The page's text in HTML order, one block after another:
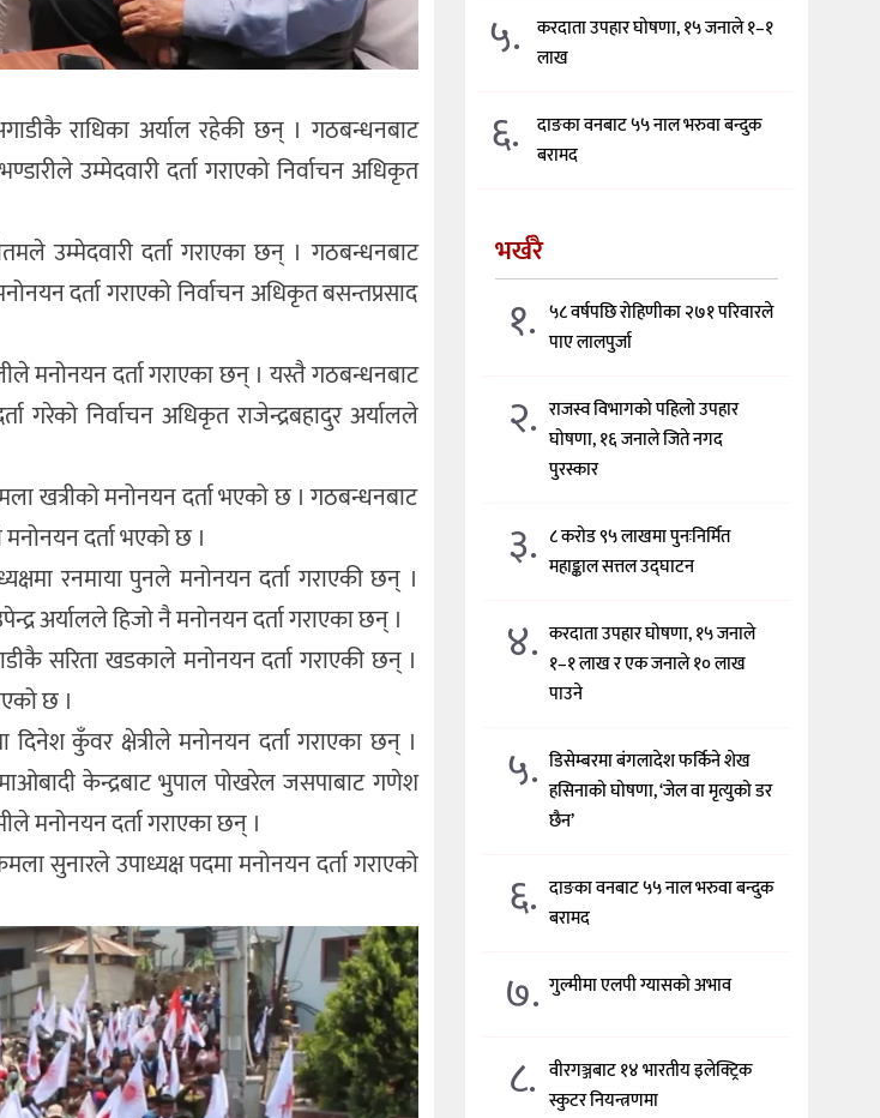
राधिका अर्याल रहेकी छन् । गठबन्धनबाट
उम्मेदवारी दर्ता गराएको निर्वाचन अधिकृत
उम्मेदवारी दर्ता गराएका छन् । गठबन्धनबाट
दर्ता गराएको निर्वाचन अधिकृत बसन्तप्रसाद
मनोनयन दर्ता गराएका छन् । यस्तै गठबन्धनबाट
गरेको निर्वाचन अधिकृत राजेन्द्रबहादुर अर्यालले
खत्रीको मनोनयन दर्ता भएको छ । गठबन्धनबाट
दर्ता भएको छ ।
रनमाया पुनले मनोनयन दर्ता गराएकी छन् ।
अर्यालले हिजो नै मनोनयन दर्ता गराएका छन् ।
सरिता खडकाले मनोनयन दर्ता गराएकी छन् ।
छ ।
दिनेश कुँवर क्षेत्रीले मनोनयन दर्ता गराएका छन् ।
माओबादी केन्द्रबाट भुपाल पोखरेल जसपाबाट गणेश
मनोनयन दर्ता गराएका छन् ।
सुनारले उपाध्यक्ष पदमा मनोनयन दर्ता गराएको
५.
करदाता उपहार घोषणा, १५ जनाले १–१
लाख
६.
दाङका वनबाट ५५ नाल भरुवा बन्दुक
बरामद
भर्खरै
१. ५८ वर्षपछि रोहिणीका २७१ परिवारले
पाए लालपुर्जा
२. राजस्व विभागको पहिलो उपहार
घोषणा, १६ जनाले जिते नगद
पुरस्कार
३. ८ करोड ९५ लाखमा पुनःनिर्मित
महाङ्काल सत्तल उद्घाटन
४. करदाता उपहार घोषणा, १५ जनाले
१–१ लाख र एक जनाले १० लाख
पाउने
५. डिसेम्बरमा बंगलादेश फर्किने शेख
हसिनाको घोषणा, ‘जेल वा मृत्युको डर
छैन’
६. दाङका वनबाट ५५ नाल भरुवा बन्दुक
बरामद
७. गुल्मीमा एलपी ग्यासको अभाव
८. वीरगञ्जबाट १४ भारतीय इलेक्ट्रिक
स्कुटर नियन्त्रणमा